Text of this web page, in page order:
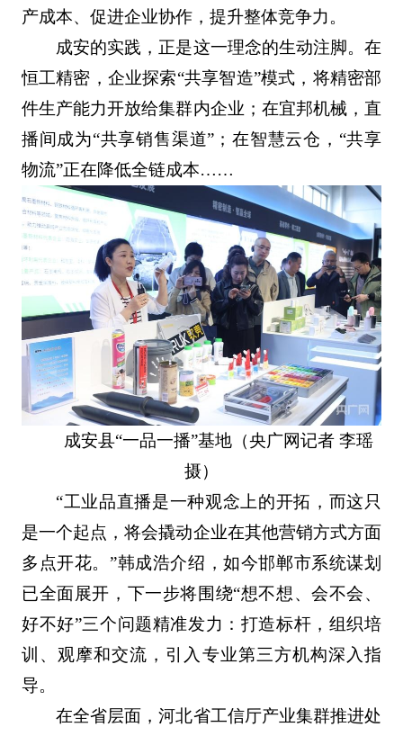
产成本、促进企业协作，提升整体竞争力。
成安的实践，正是这一理念的生动注脚。在
恒工精密，企业探索“共享智造”模式，将精密部
件生产能力开放给集群内企业；在宜邦机械，直
播间成为“共享销售渠道”；在智慧云仓，“共享
物流”正在降低全链成本……
成安县“一品一播”基地（央广网记者 李瑶
摄）
“工业品直播是一种观念上的开拓，而这只
是一个起点，将会撬动企业在其他营销方式方面
多点开花。”韩成浩介绍，如今邯郸市系统谋划
已全面展开，下一步将围绕“想不想、会不会、
好不好”三个问题精准发力：打造标杆，组织培
训、观摩和交流，引入专业第三方机构深入指
导。
在全省层面，河北省工信厅产业集群推进处